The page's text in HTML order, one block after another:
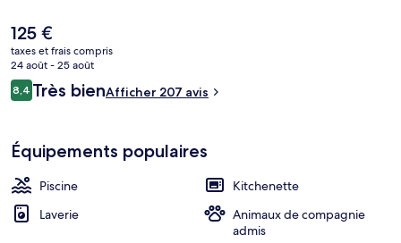
l'assurance d'un séjour réussi. Les appartements vous offrent en
outre une kitchenette et un balcon.
Le
prix
actuel
est
de
125 €
taxes et frais compris
24 août - 25 août
Avis
voyageurs
8,48,4 sur 10
Très bienAfficher 207 avis
Équipements populaires
Piscine
Kitchenette
Laverie
Animaux de compagnie
admis